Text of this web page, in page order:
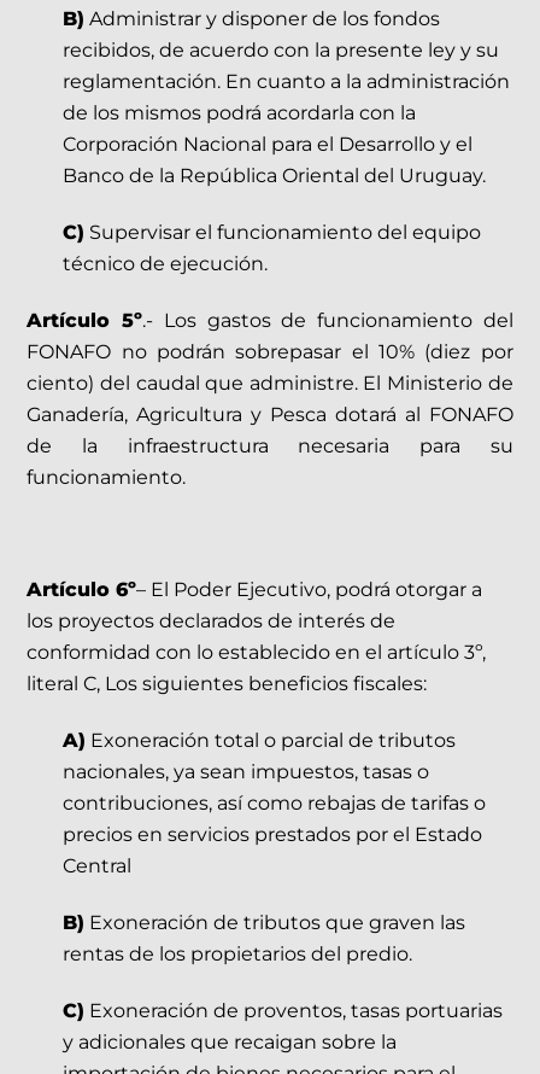
B) Administrar y disponer de los fondos
recibidos, de acuerdo con la presente ley y su
reglamentación. En cuanto a la administración
de los mismos podrá acordarla con la
Corporación Nacional para el Desarrollo y el
Banco de la República Oriental del Uruguay.
C) Supervisar el funcionamiento del equipo
técnico de ejecución.
Artículo 5º.- Los gastos de funcionamiento del
FONAFO no podrán sobrepasar el 10% (diez por
ciento) del caudal que administre. El Ministerio de
Ganadería, Agricultura y Pesca dotará al FONAFO
de la infraestructura necesaria para su
funcionamiento.
Artículo 6º– El Poder Ejecutivo, podrá otorgar a
los proyectos declarados de interés de
conformidad con lo establecido en el artículo 3º,
literal C, Los siguientes beneficios fiscales:
A) Exoneración total o parcial de tributos
nacionales, ya sean impuestos, tasas o
contribuciones, así como rebajas de tarifas o
precios en servicios prestados por el Estado
Central
B) Exoneración de tributos que graven las
rentas de los propietarios del predio.
C) Exoneración de proventos, tasas portuarias
y adicionales que recaigan sobre la